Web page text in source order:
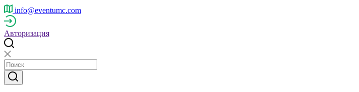
info@eventumc.com
Авторизация